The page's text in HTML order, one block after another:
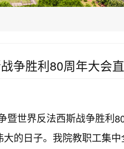
争胜利80周年大会
暨世界反法西斯战争胜利
的日子。我院教职工集中